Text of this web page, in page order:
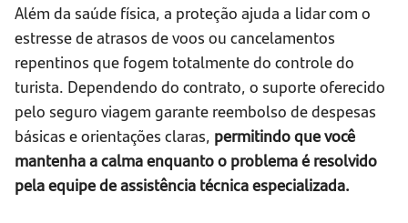
Além da saúde física, a proteção ajuda a lidar com o
estresse de atrasos de voos ou cancelamentos
repentinos que fogem totalmente do controle do
turista. Dependendo do contrato, o suporte oferecido
pelo seguro viagem garante reembolso de despesas
básicas e orientações claras, permitindo que você
mantenha a calma enquanto o problema é resolvido
pela equipe de assistência técnica especializada.